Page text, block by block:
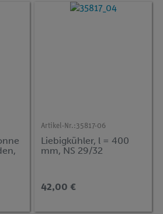
Artikel-Nr.:35817-06
Liebigkühler, l = 400
mm, NS 29/32
42,00 €